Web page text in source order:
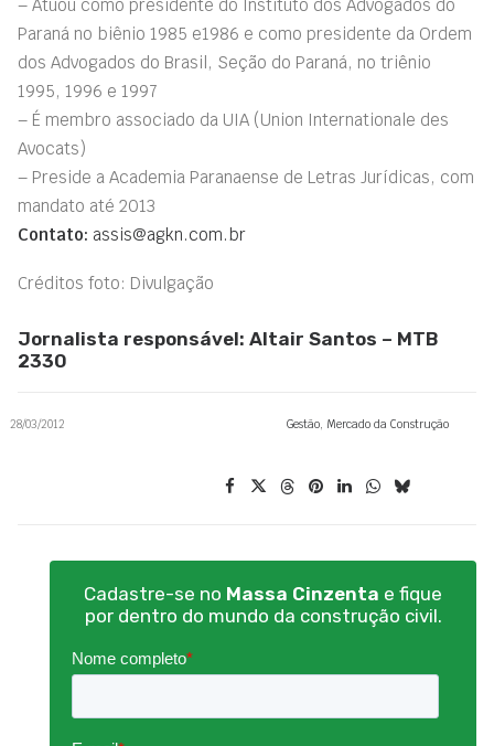
– Atuou como presidente do Instituto dos Advogados do
Paraná no biênio 1985 e1986 e como presidente da Ordem
dos Advogados do Brasil, Seção do Paraná, no tri­ênio
1995, 1996 e 1997
– É membro associado da UIA (Union Internationale des
Avocats)
– Preside a Academia Paranaense de Letras Jurídicas, com
mandato até 2013
Contato: assis@agkn.com.br
Créditos foto: Divulgação
Jornalista responsável: Altair Santos – MTB
2330
28/03/2012 Gestão, Mercado da Construção
Cadastre-se no Massa Cinzenta e fique
por dentro do mundo da construção civil.